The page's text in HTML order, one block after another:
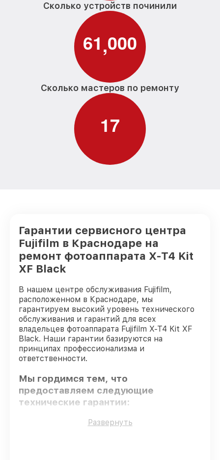
Сколько устройств починили
61,000
Сколько мастеров по ремонту
17
Гарантии сервисного центра
Fujifilm в Краснодаре на
ремонт фотоаппарата X-T4 Kit
XF Black
В нашем центре обслуживания Fujifilm,
расположенном в Краснодаре, мы
гарантируем высокий уровень технического
обслуживания и гарантий для всех
владельцев фотоаппарата Fujifilm X-T4 Kit XF
Black. Наши гарантии базируются на
принципах профессионализма и
ответственности.
Мы гордимся тем, что
предоставляем следующие
технические гарантии:
Развернуть